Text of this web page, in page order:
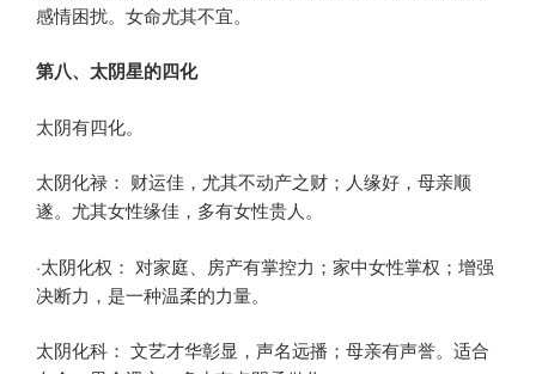
感情困扰。女命尤其不宜。
第八、太阴星的四化
太阴有四化。
太阴化禄： 财运佳，尤其不动产之财；人缘好，母亲顺
遂。尤其女性缘佳，多有女性贵人。
·太阴化权： 对家庭、房产有掌控力；家中女性掌权；增强
决断力，是一种温柔的力量。
太阴化科： 文艺才华彰显，声名远播；母亲有声誉。适合